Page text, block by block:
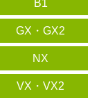
B1
GX・GX2
NX
VX・VX2